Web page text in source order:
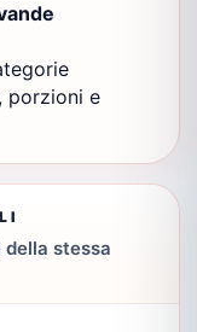
porzioni e
stessa